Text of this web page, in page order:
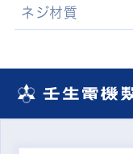
ネジ材質